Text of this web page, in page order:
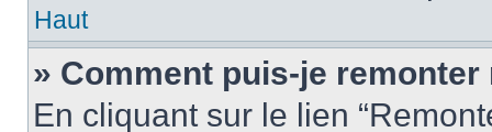
Haut
» Comment puis-je
En cliquant sur le lien